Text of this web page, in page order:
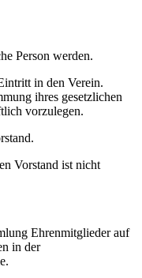
Person werden.
in den Verein.
ihres gesetzlichen
vorzulegen.
Vorstand ist nicht
Ehrenmitglieder auf
in der